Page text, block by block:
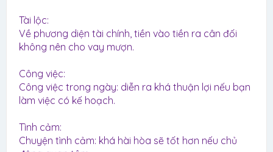
Tài lộc:
Về phương diện tài chính, tiền vào tiền ra cân đối
không nên cho vay mượn.
Công việc:
Công việc trong ngày: diễn ra khá thuận lợi nếu bạn
làm việc có kế hoạch.
Tình cảm:
Chuyện tình cảm: khá hài hòa sẽ tốt hơn nếu chủ